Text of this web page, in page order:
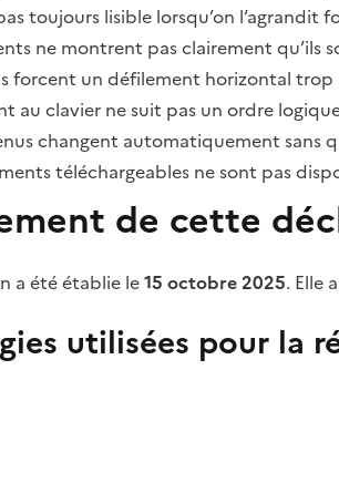
toujours lisible lorsqu’on l’agrandit
ne montrent pas clairement qu’ils
forcent un défilement horizontal
au clavier ne suit pas un ordre
changent automatiquement sans
téléchargeables ne sont pas
de cette
a été établie le15 octobre 2025. Elle
utilisées pour la